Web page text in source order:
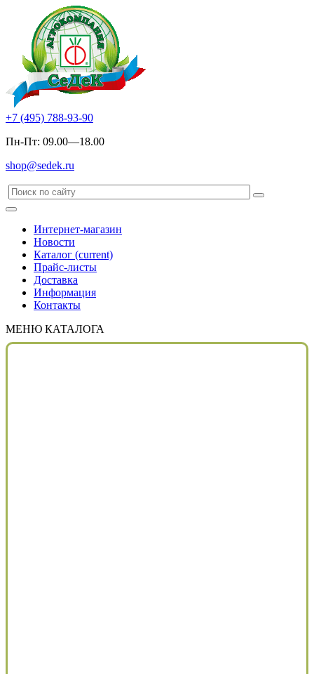
+7 (495) 788-93-90
Пн-Пт: 09.00—18.00
shop@sedek.ru
Интернет-магазин
Новости
Каталог (current)
Прайс-листы
Доставка
Информация
Контакты
МЕНЮ КАТАЛОГА